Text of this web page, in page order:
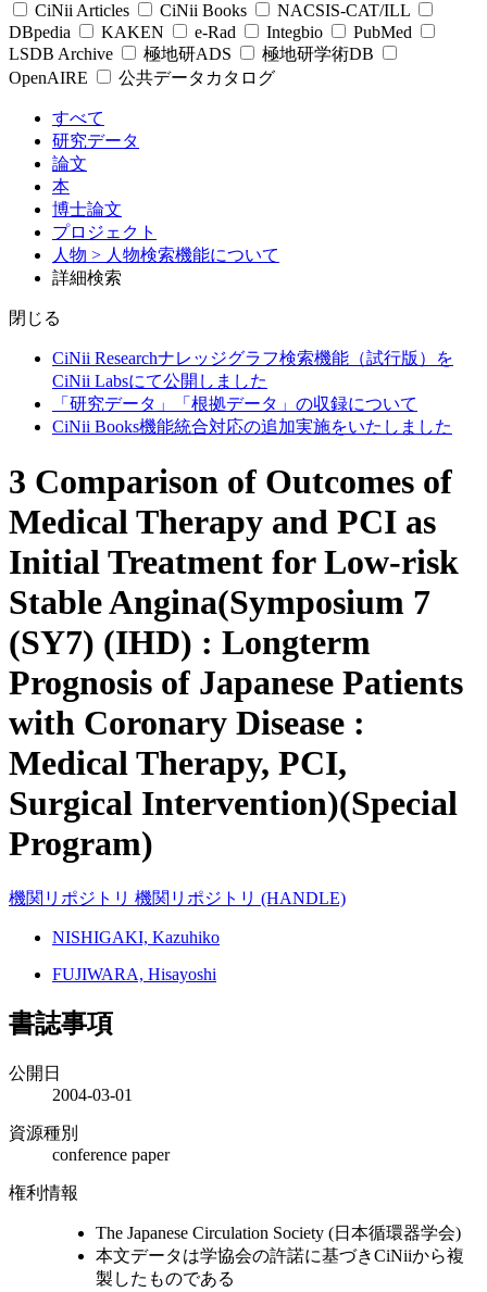
CiNii Articles
CiNii Books
NACSIS-CAT/ILL
DBpedia
KAKEN e-Rad Integbio
PubMed
LSDB Archive
極地研ADS
極地研学術DB
OpenAIRE
公共データカタログ
すべて
研究データ
論文
本
博士論文
プロジェクト
人物 > 人物検索機能について
詳細検索
閉じる
CiNii Researchナレッジグラフ検索機能（試行版）を
CiNii Labsにて公開しました
「研究データ」「根拠データ」の収録について
CiNii Books機能統合対応の追加実施をいたしました
3 Comparison of Outcomes of
Medical Therapy and PCI as
Initial Treatment for Low-risk
Stable Angina(Symposium 7
(SY7) (IHD) : Longterm
Prognosis of Japanese Patients
with Coronary Disease :
Medical Therapy, PCI,
Surgical Intervention)(Special
Program)
機関リポジトリ 機関リポジトリ (HANDLE)
NISHIGAKI, Kazuhiko
FUJIWARA, Hisayoshi
書誌事項
公開日
2004-03-01
資源種別
conference paper
権利情報
The Japanese Circulation Society (日本循環器学会)
本文データは学協会の許諾に基づきCiNiiから複
製したものである